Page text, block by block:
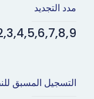
مدد التجديد
1,2,3,4,5,6,7,8,9 سنة/
التسجيل المسبق